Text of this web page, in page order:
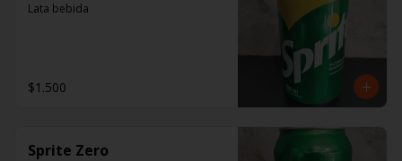
Lata bebida
$1.500
Sprite Zero